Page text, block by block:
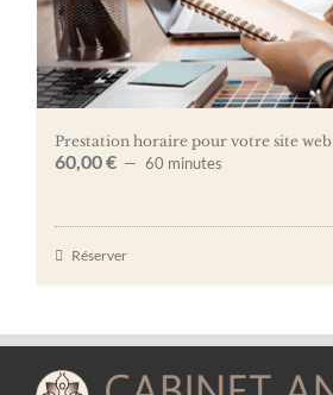
Prestation horaire pour votre site web
60,00€ 60 minutes
Réserver